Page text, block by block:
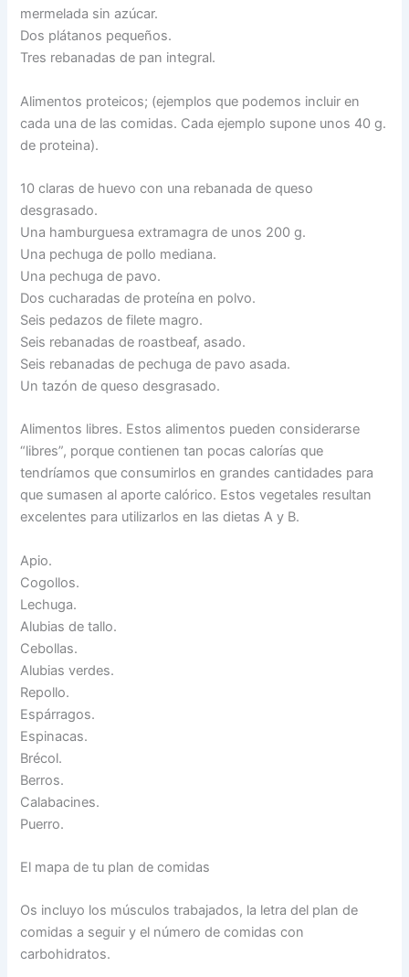
mermelada sin azúcar.
Dos plátanos pequeños.
Tres rebanadas de pan integral.
Alimentos proteicos; (ejemplos que podemos incluir en
cada una de las comidas. Cada ejemplo supone unos 40 g.
de proteina).
10 claras de huevo con una rebanada de queso
desgrasado.
Una hamburguesa extramagra de unos 200 g.
Una pechuga de pollo mediana.
Una pechuga de pavo.
Dos cucharadas de proteína en polvo.
Seis pedazos de filete magro.
Seis rebanadas de roastbeaf, asado.
Seis rebanadas de pechuga de pavo asada.
Un tazón de queso desgrasado.
Alimentos libres. Estos alimentos pueden considerarse
“libres”, porque contienen tan pocas calorías que
tendríamos que consumirlos en grandes cantidades para
que sumasen al aporte calórico. Estos vegetales resultan
excelentes para utilizarlos en las dietas A y B.
Apio.
Cogollos.
Lechuga.
Alubias de tallo.
Cebollas.
Alubias verdes.
Repollo.
Espárragos.
Espinacas.
Brécol.
Berros.
Calabacines.
Puerro.
El mapa de tu plan de comidas
Os incluyo los músculos trabajados, la letra del plan de
comidas a seguir y el número de comidas con
carbohidratos.